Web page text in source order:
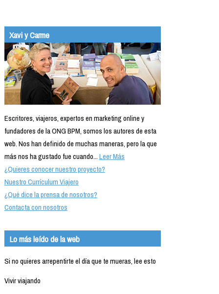
Xavi y Carme
Escritores, viajeros, expertos en marketing online y
fundadores de la ONG BPM, somos los autores de esta
web. Nos han definido de muchas maneras, pero la que
más nos ha gustado fue cuando...Leer Más
¿Quieres conocer nuestro proyecto?
Nuestro Currículum Viajero
¿Qué dice la prensa de nosotros?
Contacta con nosotros
Lo más leído de la web
Si no quieres arrepentirte el día que te mueras, lee esto
Vivir viajando